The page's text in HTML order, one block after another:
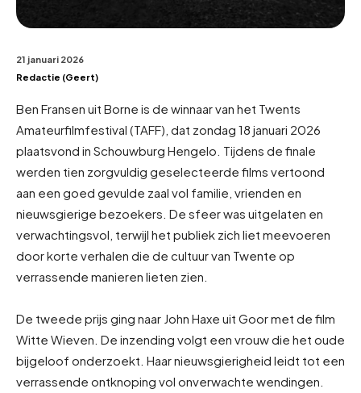
21 januari 2026
Redactie (Geert)
Ben Fransen uit Borne is de winnaar van het Twents
Amateurfilmfestival (TAFF), dat zondag 18 januari 2026
plaatsvond in Schouwburg Hengelo. Tijdens de finale
werden tien zorgvuldig geselecteerde films vertoond
aan een goed gevulde zaal vol familie, vrienden en
nieuwsgierige bezoekers. De sfeer was uitgelaten en
verwachtingsvol, terwijl het publiek zich liet meevoeren
door korte verhalen die de cultuur van Twente op
verrassende manieren lieten zien.
De tweede prijs ging naar John Haxe uit Goor met de film
Witte Wieven. De inzending volgt een vrouw die het oude
bijgeloof onderzoekt. Haar nieuwsgierigheid leidt tot een
verrassende ontknoping vol onverwachte wendingen.